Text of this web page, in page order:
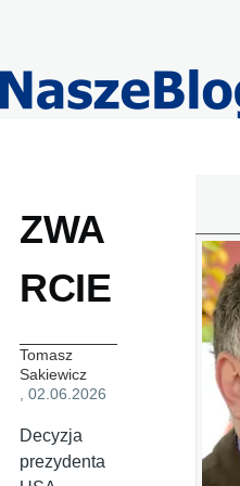
ZWA
RCIE
Tomasz
Sakiewicz
, 02.06.2026
Decyzja
prezydenta